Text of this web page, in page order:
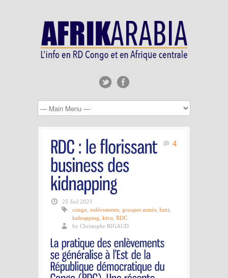
4
25 Juil 2023
congo enlèvements groupes armés Iutri
kidnapping kivu RDC
by Christophe RIGAUD